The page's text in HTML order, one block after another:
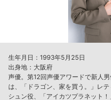
生年月日：1993年5月25日
出身地：大阪府
声優。第12回声優アワードで新人
は、「ドラゴン、家を買う。」レ
シュン役、「アイカツプラネット